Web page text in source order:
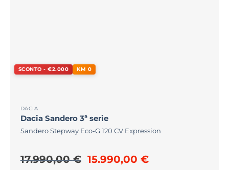
SCONTO - €2.000 KM 0
DACIA
Dacia Sandero 3ª serie
Sandero Stepway Eco-G 120 CV Expression
17.990,00€ Il prezzo originale era:
15.990,00 €Il prezzo